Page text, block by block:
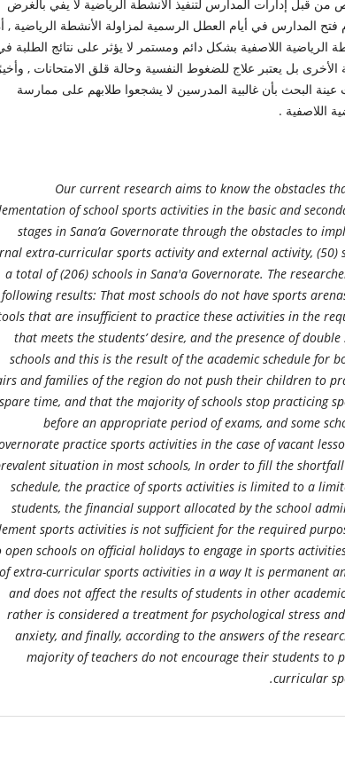
من قبل إدارات المدارس لتنفيذ الأنشطة الرياضية لا يفي بالغرض
المدارس في أيام العطل الرسمية لمزاولة الأنشطة الرياضية ,
الرياضية اللاصفية بشكل دائم ومستمر لا يؤثر على نتائج الطلبة
الأخرى بل يعتبر علاج للضغوط النفسية وحالة قلق الامتحانات ,
البحث بأن غالبية المدرسين لا يشجعوا طلابهم على ممارسة
اللاصفية .
Our current research aims to know the obstacles
of school sports activities in the basic and
stages in Sana’a Governorate through the obstacles to
extra-curricular sports activity and external activity, (50)
a total of (206) schools in Sana'a Governorate. The
following results: That most schools do not have sports
that are insufficient to practice these activities in the
that meets the students’ desire, and the presence of
schools and this is the result of the academic schedule for
and families of the region do not push their children to
spare time, and that the majority of schools stop practicing
before an appropriate period of exams, and some
practice sports activities in the case of vacant
situation in most schools, In order to fill the
schedule, the practice of sports activities is limited to a
students, the financial support allocated by the school
sports activities is not sufficient for the required
open schools on official holidays to engage in sports
of extra-curricular sports activities in a way It is permanent
and does not affect the results of students in other
rather is considered a treatment for psychological stress
anxiety, and finally, according to the answers of the
majority of teachers do not encourage their students to
curricular